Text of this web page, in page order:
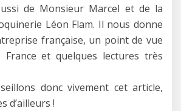
de Monsieur Marcel et de la
Léon Flam. Il nous donne
française, un point de vue
et quelques lectures très
donc vivement cet article,
d’ailleurs !